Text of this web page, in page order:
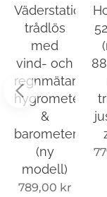
Väderstation
trådlös
med
vind- och
regnmätare,
hygrometer
&
barometer
(ny
modell)
789,00 kr